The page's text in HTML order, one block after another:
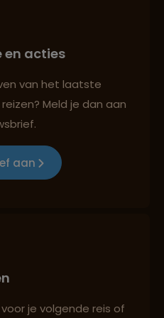
vrijheid
en acties
van het laatste
Meld je dan aan
aan
je volgende reis of